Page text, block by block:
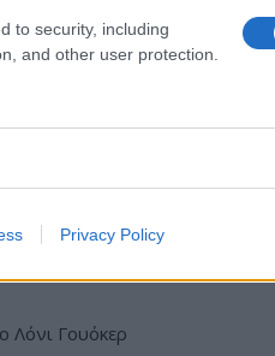
to security, including
and other user protection.
Privacy Policy
Hybrid τώρα από